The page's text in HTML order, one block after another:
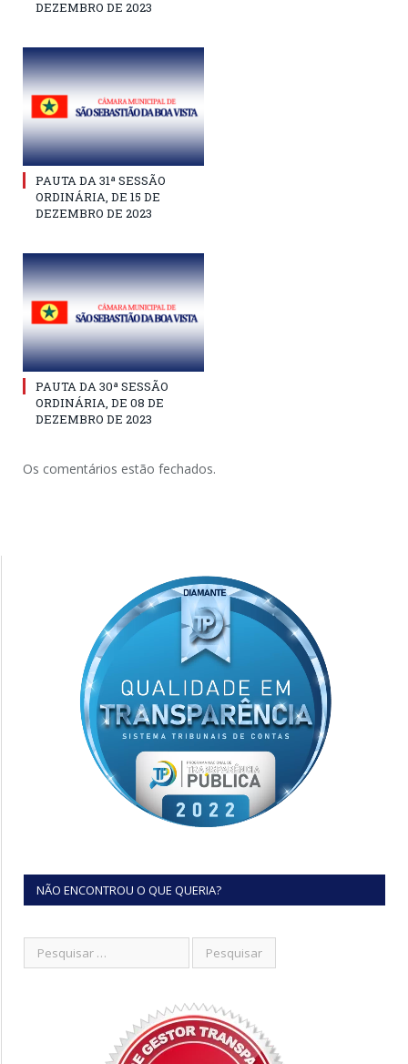
DEZEMBRO DE 2023
PAUTA DA 31ª SESSÃO
ORDINÁRIA, DE 15 DE
DEZEMBRO DE 2023
PAUTA DA 30ª SESSÃO
ORDINÁRIA, DE 08 DE
DEZEMBRO DE 2023
Os comentários estão fechados.
NÃO ENCONTROU O QUE QUERIA?